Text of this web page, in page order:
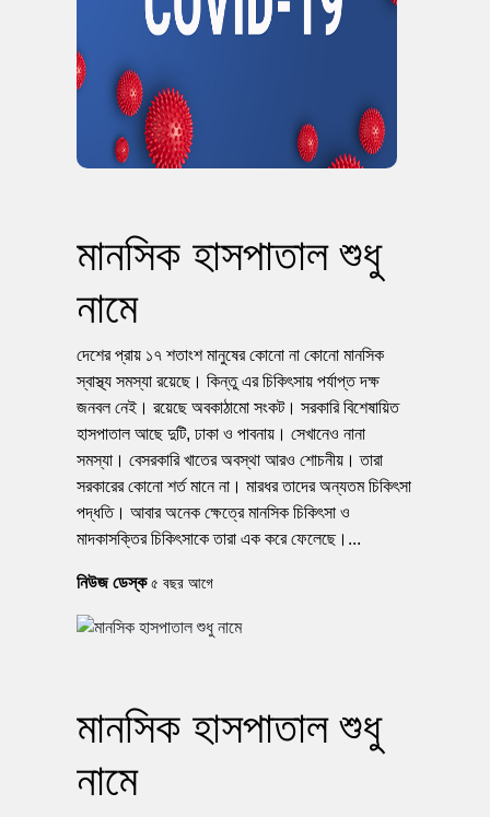
মানসিক হাসপাতাল শুধু
নামে
দেশের প্রায় ১৭ শতাংশ মানুষের কোনো না কোনো মানসিক
স্বাস্থ্য সমস্যা রয়েছে। কিন্তু এর চিকিৎসায় পর্যাপ্ত দক্ষ
জনবল নেই। রয়েছে অবকাঠামো সংকট। সরকারি বিশেষায়িত
হাসপাতাল আছে দুটি, ঢাকা ও পাবনায়। সেখানেও নানা
সমস্যা। বেসরকারি খাতের অবস্থা আরও শোচনীয়। তারা
সরকারের কোনো শর্ত মানে না। মারধর তাদের অন্যতম চিকিৎসা
পদ্ধতি। আবার অনেক ক্ষেত্রে মানসিক চিকিৎসা ও
মাদকাসক্তির চিকিৎসাকে তারা এক করে ফেলেছে।...
নিউজ ডেস্ক ৫ বছর আগে
মানসিক হাসপাতাল শুধু
নামে